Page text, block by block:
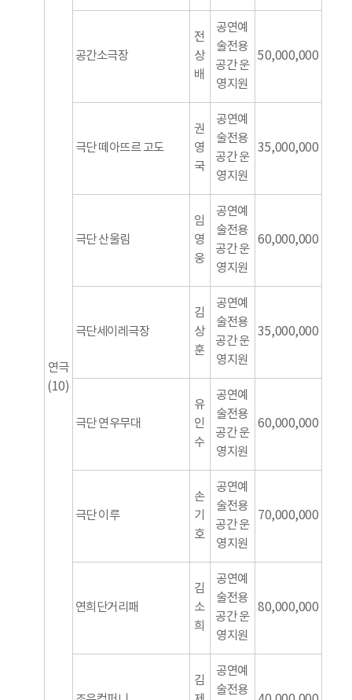
연극
(10)
공간소극장
전
상
배
공연예
술전용
공간 운
영지원
50,000,000
극단 떼아뜨르 고도
권
영
국
공연예
술전용
공간 운
영지원
35,000,000
극단 산울림
임
영
웅
공연예
술전용
공간 운
영지원
60,000,000
극단세이레극장
김
상
훈
공연예
술전용
공간 운
영지원
35,000,000
극단 연우무대
유
인
수
공연예
술전용
공간 운
영지원
60,000,000
극단 이루
손
기
호
공연예
술전용
공간 운
영지원
70,000,000
연희단거리패
김
소
희
공연예
술전용
공간 운
영지원
80,000,000
김
공연예
술전용